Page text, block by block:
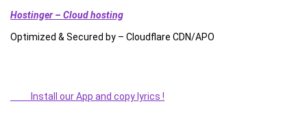
Hostinger – Cloud hosting
Optimized & Secured by – Cloudflare CDN/APO
Install our App and copy lyrics !